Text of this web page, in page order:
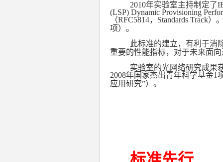
2010年实验室主持制定了
(LSP) Dynamic Provisioning
（RFC5814， Standards Track）
项）。
此标准的建立，有利于消
重要的性能指标，对于未来面
实验室的光网络研究成果
2008年国家杰出青年科学基金1
应用研究”）。